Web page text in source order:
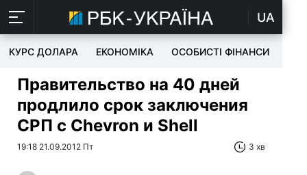
UA
КУРС ДОЛАРА ЕКОНОМІКА ОСОБИСТІ ФІНАНСИ
Правительство на 40 дней
продлило срок заключения
СРП с Chevron и Shell
19:18 21.09.2012 Пт 3 хв